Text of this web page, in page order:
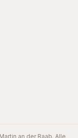
an der Raab. Alle